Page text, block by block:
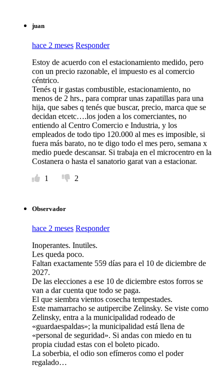
juan
hace 2 meses Responder
Estoy de acuerdo con el estacionamiento medido, pero
con un precio razonable, el impuesto es al comercio
céntrico.
Tenés q ir gastas combustible, estacionamiento, no
menos de 2 hrs., para comprar unas zapatillas para una
hija, que sabes q tenés que buscar, precio, marca que se
decidan etcetc….los joden a los comerciantes, no
entiendo al Centro Comercio e Industria, y los
empleados de todo tipo 120.000 al mes es imposible, si
fuera más barato, no te digo todo el mes pero, semana x
medio puede descansar. Si trabaja en el microcentro en la
Costanera o hasta el sanatorio garat van a estacionar.
1
2
Observador
hace 2 meses Responder
Inoperantes. Inutiles.
Les queda poco.
Faltan exactamente 559 días para el 10 de diciembre de
2027.
De las elecciones a ese 10 de diciembre estos forros se
van a dar cuenta que todo se paga.
El que siembra vientos cosecha tempestades.
Este mamarracho se autipercibe Zelinsky. Se viste como
Zelinsky, entra a la municipalidad rodeado de
«guardaespaldas»; la municipalidad está llena de
«personal de seguridad». Si andas con miedo en tu
propia ciudad estas con el boleto picado.
La soberbia, el odio son efímeros como el poder
regalado…